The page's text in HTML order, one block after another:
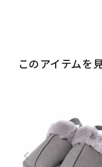
このアイテムを